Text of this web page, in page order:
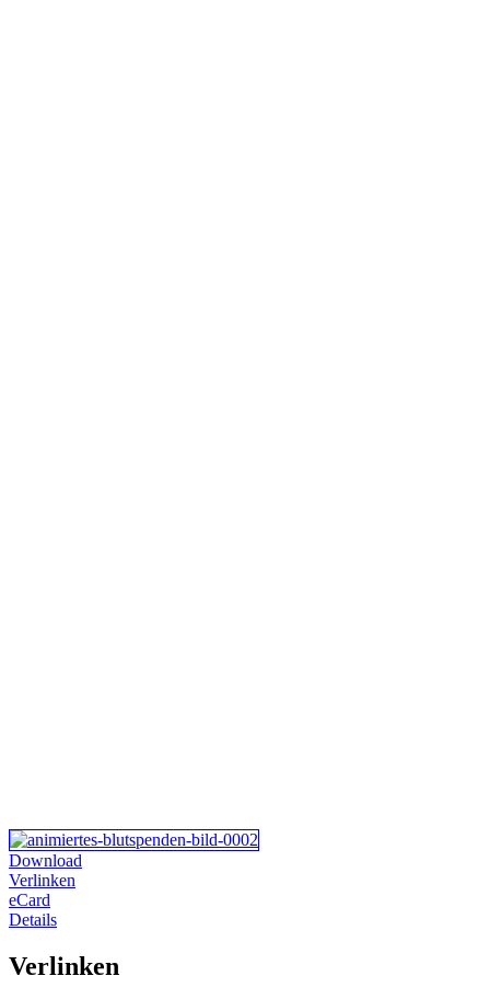
Download
Verlinken
eCard
Details
Verlinken